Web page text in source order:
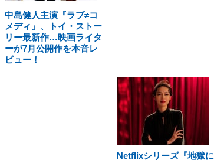
中島健人主演『ラブ≠コ
メディ』、トイ・ストー
リー最新作…映画ライタ
ーが7月公開作を本音レ
ビュー！
Netflixシリーズ『地獄に